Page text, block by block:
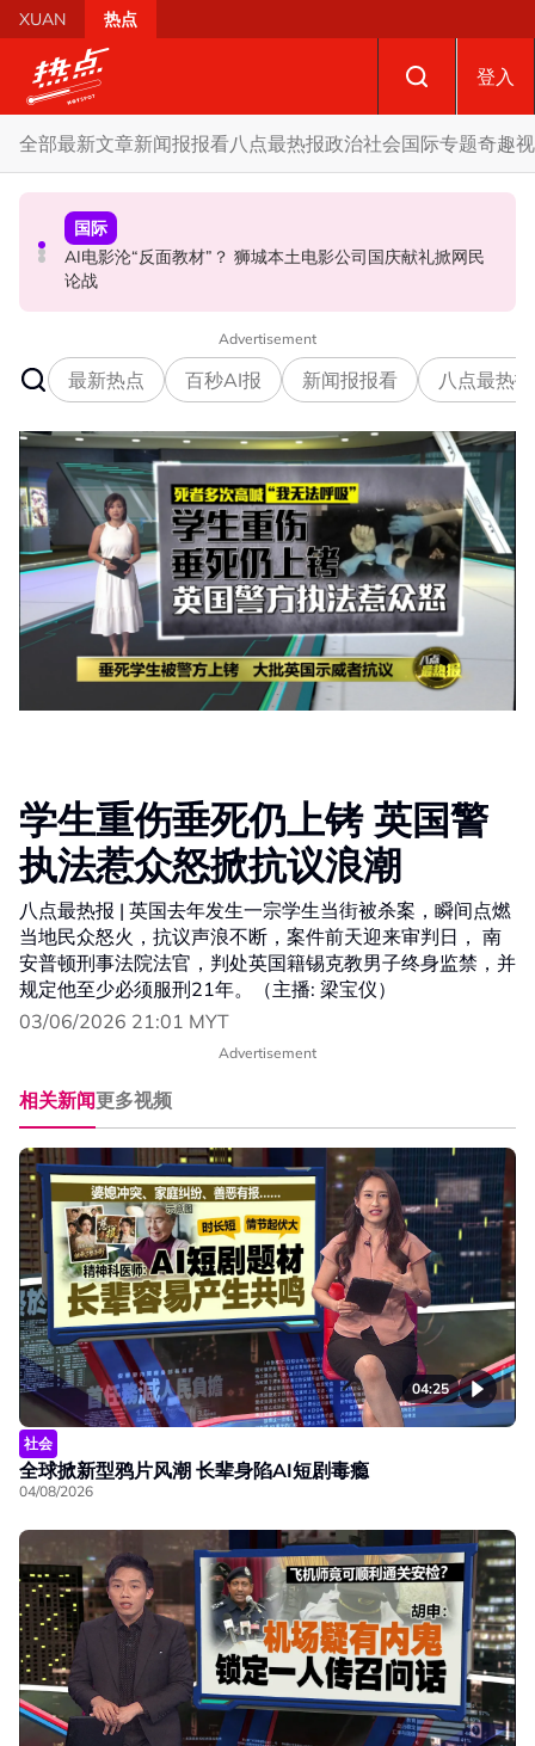
Skip to main content
XUAN 热点
登入
全部最新文章新闻报报看八点最热报政治社会国际专题奇趣
国际
AI电影沦“反面教材”？ 狮城本土电影公司国庆献礼掀网民
论战
政治
要求安华解释为何冻结MyKHAS权限 5蓝眼议员: 改革不是
把人民拨款政治化
政治
驳斥全国大选提前举行 法米：各成员党承诺挺政府至届满
Advertisement
最新热点 百秒AI报 新闻报报看 八点最热报
学生重伤垂死仍上铐 英国警
执法惹众怒掀抗议浪潮
八点最热报 | 英国去年发生一宗学生当街被杀案，瞬间点燃
当地民众怒火，抗议声浪不断，案件前天迎来审判日， 南
安普顿刑事法院法官，判处英国籍锡克教男子终身监禁，并
规定他至少必须服刑21年。（主播: 梁宝仪）
03/06/2026 21:01 MYT
Advertisement
相关新闻更多视频
04:25
社会
全球掀新型鸦片风潮 长辈身陷AI短剧毒瘾
04/08/2026